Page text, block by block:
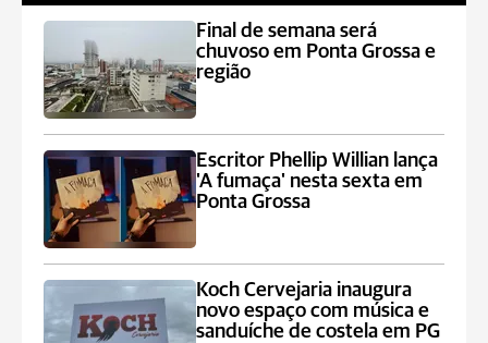
Final de semana será
chuvoso em Ponta Grossa e
região
Escritor Phellip Willian lança
'A fumaça' nesta sexta em
Ponta Grossa
Koch Cervejaria inaugura
novo espaço com música e
sanduíche de costela em PG